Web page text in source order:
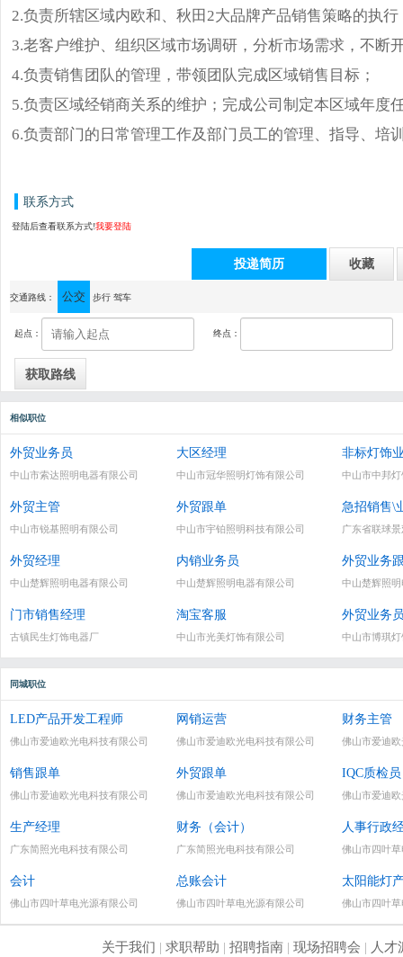
2.负责所辖区域内欧和、秋田2大品牌产品销售策略的执行
3.老客户维护、组织区域市场调研，分析市场需求，不断
4.负责销售团队的管理，带领团队完成区域销售目标；
5.负责区域经销商关系的维护；完成公司制定本区域年度
6.负责部门的日常管理工作及部门员工的管理、指导、培
联系方式
登陆后查看联系方式!我要登陆
投递简历 收藏
通讯地址：顺德杏坛镇工业科技园科技区7路1号
交通路线： 公交 步行 驾车
起点： 终点：
相似职位
外贸业务员
中山市索达照明电器有限公司
大区经理
中山市冠华照明灯饰有限公司
非标灯饰
中山市中邦
外贸主管
中山市锐基照明有限公司
外贸跟单
中山市宇铂照明科技有限公司
急招销售\
广东省联球
外贸经理
中山楚辉照明电器有限公司
内销业务员
中山楚辉照明电器有限公司
外贸业务
中山楚辉照
门市销售经理
古镇民生灯饰电器厂
淘宝客服
中山市光美灯饰有限公司
外贸业务
中山市博琪
同城职位
LED产品开发工程师
佛山市爱迪欧光电科技有限公司
网销运营
佛山市爱迪欧光电科技有限公司
财务主管
佛山市爱迪
销售跟单
佛山市爱迪欧光电科技有限公司
外贸跟单
佛山市爱迪欧光电科技有限公司
IQC质检员
佛山市爱迪
生产经理
广东简照光电科技有限公司
财务（会计）
广东简照光电科技有限公司
人事行政
佛山市四叶
会计
佛山市四叶草电光源有限公司
总账会计
佛山市四叶草电光源有限公司
太阳能灯
佛山市四叶
关于我们 | 求职帮助 | 招聘指南| 现场招聘会 | 人才